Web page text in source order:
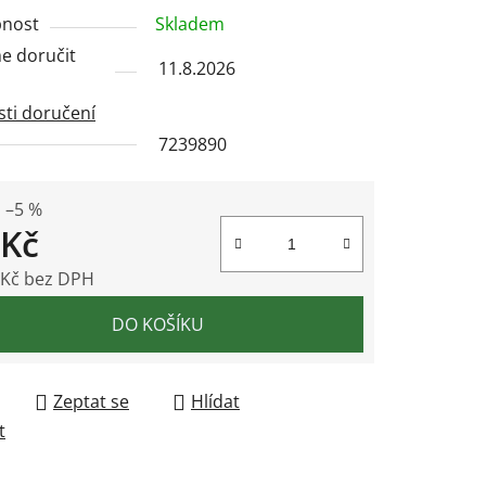
Skladem
doručit
11.8.2026
doručení
7239890
–5 %
bez DPH
DO KOŠÍKU
Zeptat se
Hlídat